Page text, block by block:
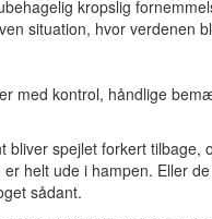
kropslig
situation, hvor verdenen
med kontrol, håndlige
bliver spejlet forkert
helt ude i hampen. Eller
sådant.